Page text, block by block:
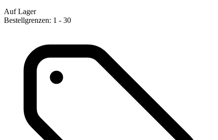
Auf Lager
Bestellgrenzen: 1 - 30